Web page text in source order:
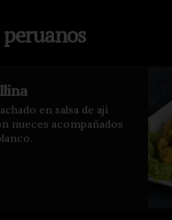
en salsa de ají
nueces acompañados